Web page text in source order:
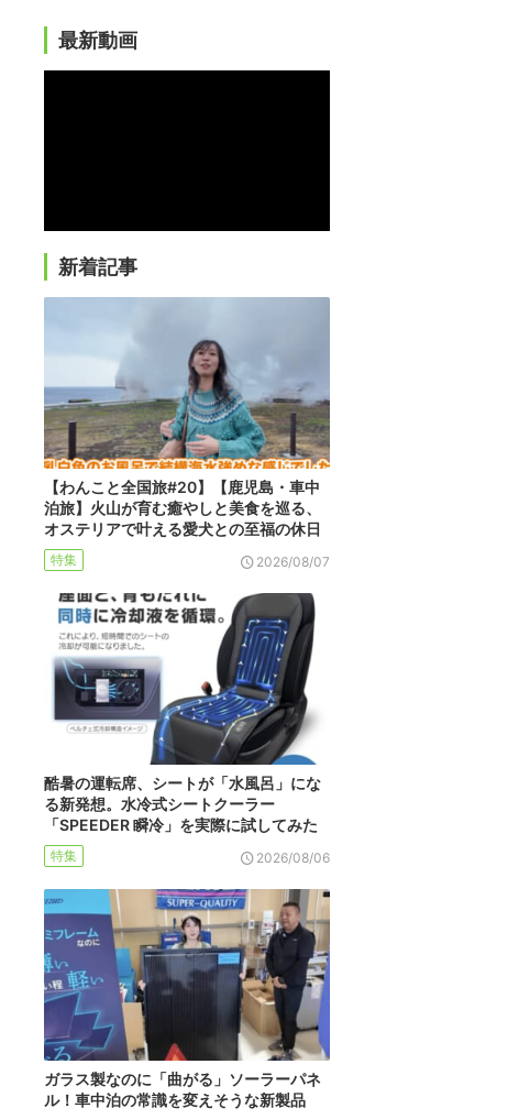
最新動画
新着記事
【わんこと全国旅#20】【鹿児島・車中
泊旅】火山が育む癒やしと美食を巡る、
オステリアで叶える愛犬との至福の休日
特集 2026/08/07
酷暑の運転席、シートが「水風呂」にな
る新発想。水冷式シートクーラー
「SPEEDER 瞬冷」を実際に試してみた
特集 2026/08/06
ガラス製なのに「曲がる」ソーラーパネ
ル！車中泊の常識を変えそうな新製品